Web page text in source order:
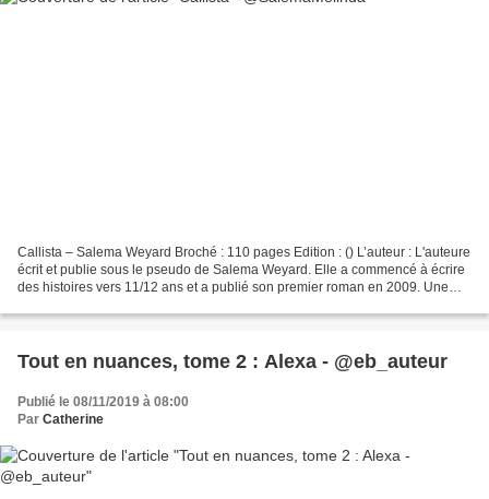
Callista – Salema Weyard Broché : 110 pages Edition : () L’auteur : L'auteure
écrit et publie sous le pseudo de Salema Weyard. Elle a commencé à écrire
des histoires vers 11/12 ans et a publié son premier roman en 2009. Une
Tout en nuances, tome 2 : Alexa - @eb_auteur
Publié le 08/11/2019 à 08:00
Par Catherine